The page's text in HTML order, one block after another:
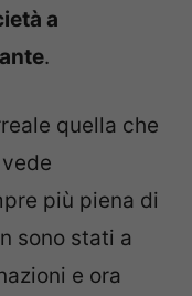
a
.
quella che
più piena di
sono stati a
e ora